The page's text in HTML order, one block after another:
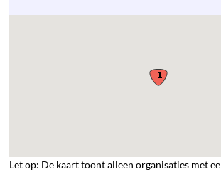
Let op: De kaart toont alleen organisaties met